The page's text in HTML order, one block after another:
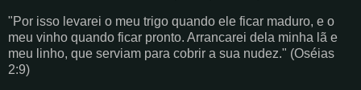
"Por isso levarei o meu trigo quando ele ficar maduro, e o
meu vinho quando ficar pronto. Arrancarei dela minha lã e
meu linho, que serviam para cobrir a sua nudez." (Oséias
2:9)